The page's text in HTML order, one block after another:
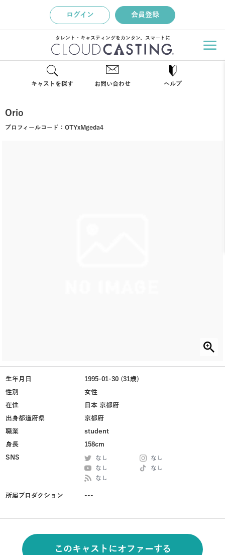
ログイン 会員登録
タレント・キャスティングをカンタン、スマートに
キャストを探す お問い合わせ ヘルプ
Orio
プロフィールコード： OTYxMgeda4
生年月日
1995-01-30 (31歳)
性別
女性
在住
日本 京都府
出身都道府県
京都府
職業
student
身長
158cm
SNS
なし
なし
なし
なし
なし
所属プロダクション ---
このキャストにオファーする